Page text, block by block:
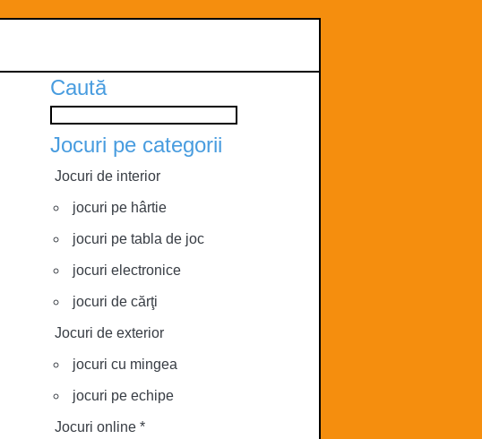
Caută
Jocuri pe categorii
Jocuri de interior
jocuri pe hârtie
jocuri pe tabla de joc
jocuri electronice
jocuri de cărţi
Jocuri de exterior
jocuri cu mingea
jocuri pe echipe
Jocuri online *